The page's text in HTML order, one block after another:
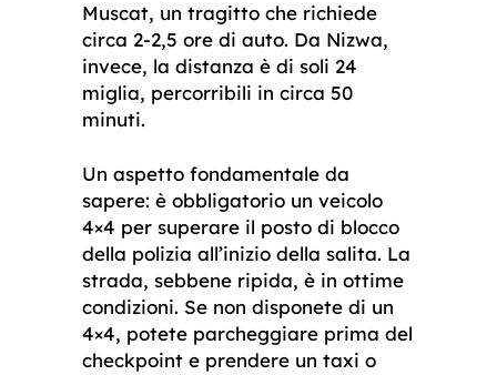
Muscat, un tragitto che richiede
circa 2-2,5 ore di auto. Da Nizwa,
invece, la distanza è di soli 24
miglia, percorribili in circa 50
minuti.
Un aspetto fondamentale da
sapere: è obbligatorio un veicolo
4×4 per superare il posto di blocco
della polizia all’inizio della salita. La
strada, sebbene ripida, è in ottime
condizioni. Se non disponete di un
4×4, potete parcheggiare prima del
checkpoint e prendere un taxi o